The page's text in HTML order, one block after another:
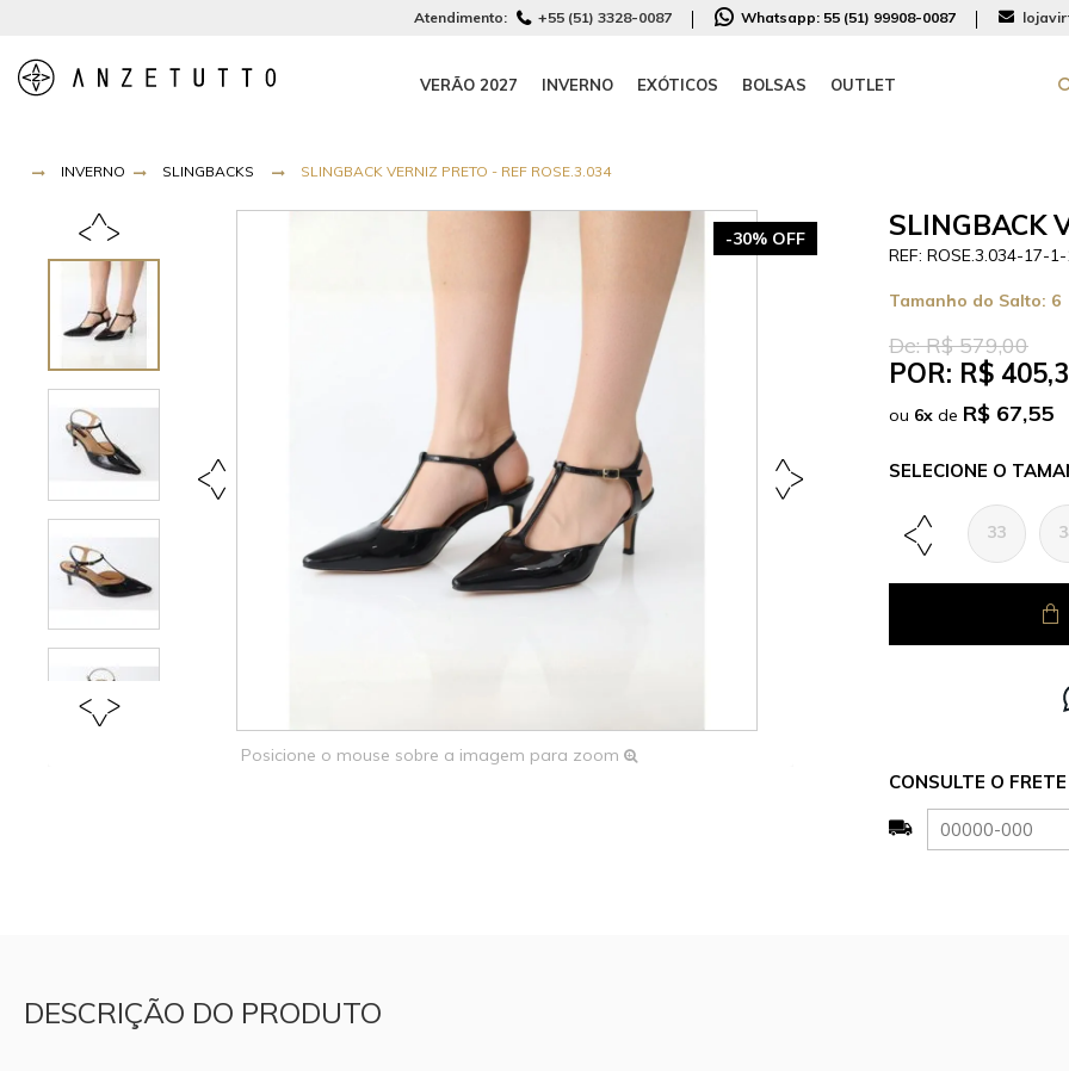
Atendimento: +55 (51) 3328-0087 Whatsapp: 55 (51) 99908-0087
VERÃO 2027 INVERNO EXÓTICOS BOLSAS OUTLET
INVERNO SLINGBACKS SLINGBACK VERNIZ PRETO - REF ROSE.3.034
-30% OFF
Posicione o mouse sobre a imagem para zoom
SLINGBACK
ROSE.3.034-17-
Tamanho do Salto: 6
De:R$ 579,00
POR: R$
ou 6x de R$ 67,55
33
CONSULTE O
DESCRIÇÃO DO PRODUTO